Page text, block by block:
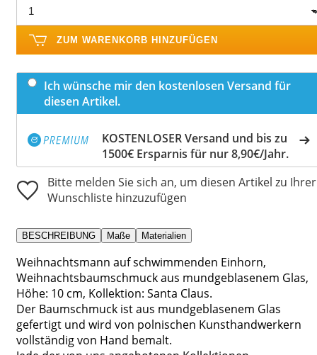
ZUM WARENKORB HINZUFÜGEN
Ich wünsche mir den kostenlosen Versand für
diesen Artikel.
KOSTENLOSER Versand und bis zu
1500€ Ersparnis für nur 8,90€/Jahr.
Bitte melden Sie sich an, um diesen Artikel zu Ihrer
Wunschliste hinzuzufügen
BESCHREIBUNG Maße Materialien
Weihnachtsmann auf schwimmenden Einhorn,
Weihnachtsbaumschmuck aus mundgeblasenem Glas,
Höhe: 10 cm, Kollektion: Santa Claus.
Der Baumschmuck ist aus mundgeblasenem Glas
gefertigt und wird von polnischen Kunsthandwerkern
vollständig von Hand bemalt.